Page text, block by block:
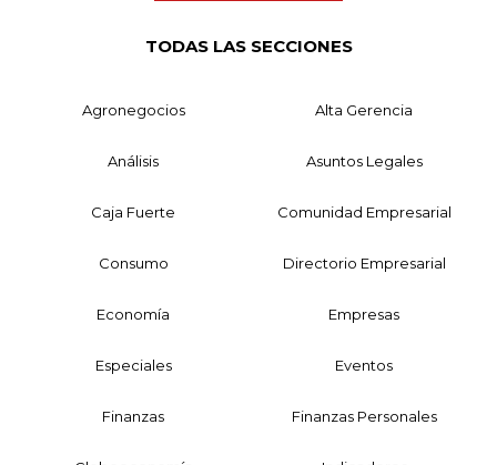
TODAS LAS SECCIONES
Agronegocios Alta Gerencia
Análisis Asuntos Legales
Caja Fuerte Comunidad Empresarial
Consumo Directorio Empresarial
Economía Empresas
Especiales Eventos
Finanzas Finanzas Personales